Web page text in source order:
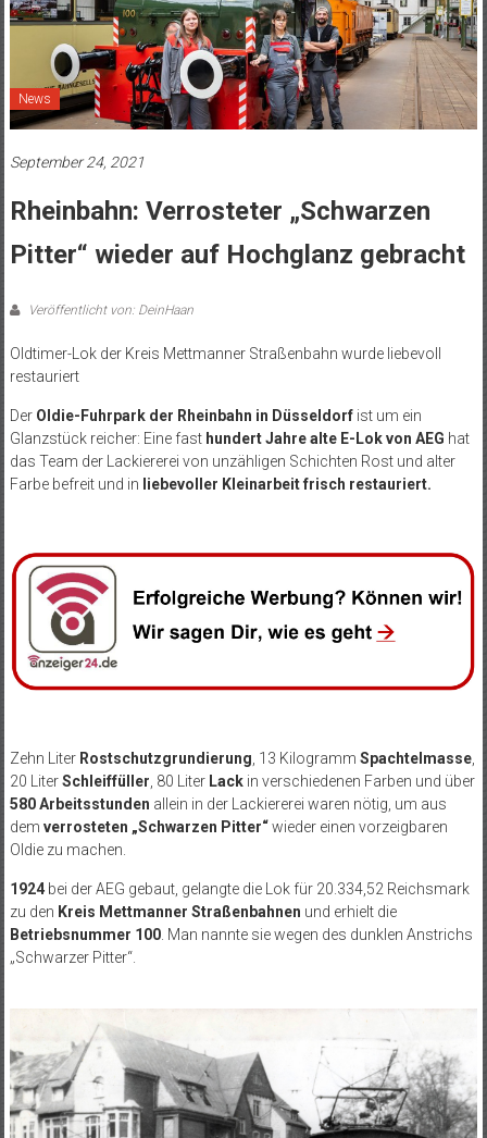
News
September 24, 2021
Rheinbahn: Verrosteter „Schwarzen
Pitter“ wieder auf Hochglanz gebracht
Veröffentlicht von: DeinHaan
Oldtimer-Lok der Kreis Mettmanner Straßenbahn wurde liebevoll
restauriert
Der Oldie-Fuhrpark der Rheinbahn in Düsseldorfist um ein
Glanzstück reicher: Eine fast hundert Jahre alte E-Lok von AEG hat
das Team der Lackiererei von unzähligen Schichten Rost und alter
Farbe befreit und in liebevoller Kleinarbeit frisch restauriert.
Zehn Liter Rostschutzgrundierung , 13 Kilogramm Spachtelmasse,
20 LiterSchleiffüller , 80 Liter Lackin verschiedenen Farben und über
580 Arbeitsstunden allein in der Lackiererei waren nötig, um aus
dem verrosteten „Schwarzen Pitter“wieder einen vorzeigbaren
Oldie zu machen.
1924bei der AEG gebaut, gelangte die Lok für 20.334,52 Reichsmark
zu den Kreis Mettmanner Straßenbahnen und erhielt die
Betriebsnummer 100. Man nannte sie wegen des dunklen Anstrichs
„Schwarzer Pitter“.